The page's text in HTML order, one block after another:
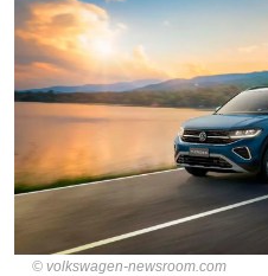
volkswagen-newsroom.com